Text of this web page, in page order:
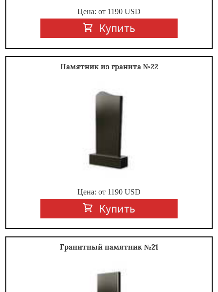
Цена: от 1190 USD
Купить
Памятник из гранита №22
Цена: от 1190 USD
Купить
Гранитный памятник №21